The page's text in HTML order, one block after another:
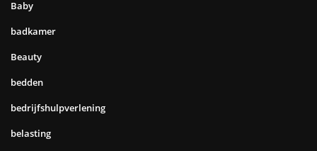
Baby
badkamer
Beauty
bedden
bedrijfshulpverlening
belasting